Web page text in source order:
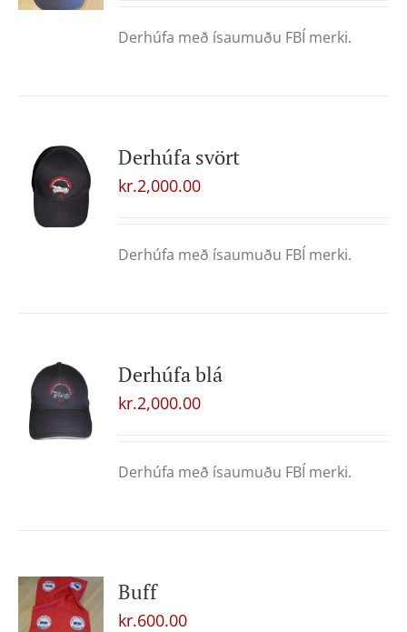
Derhúfa með ísaumuðu FBÍ merki.
Derhúfa svört
kr.2,000.00
Derhúfa með ísaumuðu FBÍ merki.
Derhúfa blá
kr.2,000.00
Derhúfa með ísaumuðu FBÍ merki.
Buff
kr.600.00